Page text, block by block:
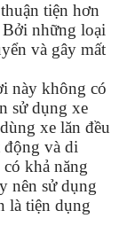
tiện hơn
những loại
và gây mất
này không có
sử dụng xe
xe lăn đều
động và di
khả năng
nên sử dụng
là tiện dụng